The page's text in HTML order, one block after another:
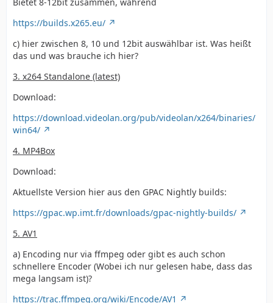
https://builds.x265.eu/
c) hier zwischen 8, 10 und 12bit auswählbar ist. Was heißt
das und was brauche ich hier?
3. x264 Standalone (latest)
Download:
https://download.videolan.org/pub/videolan/x264/binaries/
win64/
4. MP4Box
Download:
Aktuellste Version hier aus den GPAC Nightly builds:
https://gpac.wp.imt.fr/downloads/gpac-nightly-builds/
5. AV1
a) Encoding nur via ffmpeg oder gibt es auch schon
schnellere Encoder (Wobei ich nur gelesen habe, dass das
mega langsam ist)?
https://trac.ffmpeg.org/wiki/Encode/AV1